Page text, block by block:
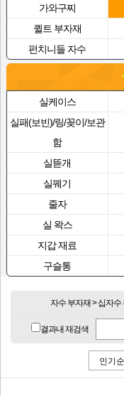
가와구찌
퀼트 부자재
펀치니들 자수
실케이스
실패(보빈)/링/꽂이/보관
함
실뜯개
실꿰기
줄자
실 왁스
지갑 재료
구슬통
결과내 재검색